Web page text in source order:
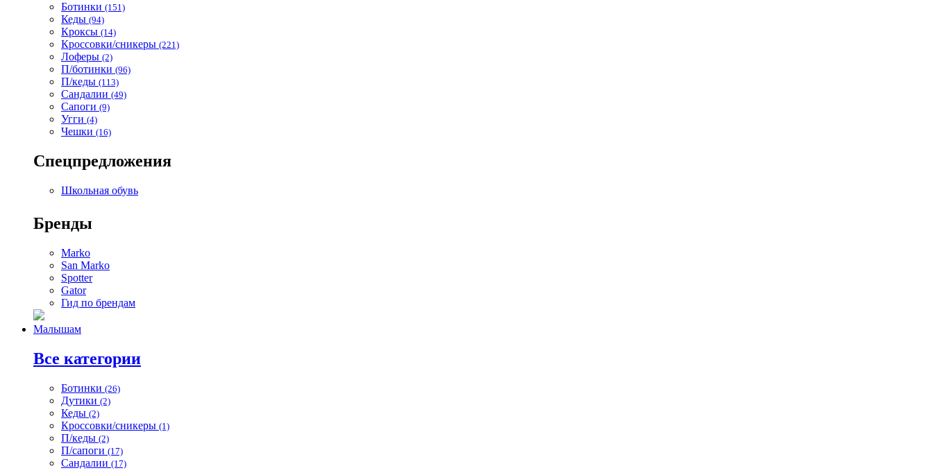
Ботинки (151)
Кеды (94)
Кроксы (14)
Кроссовки/сникеры (221)
Лоферы (2)
П/ботинки (96)
П/кеды (113)
Сандалии (49)
Сапоги (9)
Угги (4)
Чешки (16)
Спецпредложения
Школьная обувь
Бренды
Marko
San Marko
Spotter
Gator
Гид по брендам
Малышам
Все категории
Ботинки (26)
Дутики (2)
Кеды (2)
Кроссовки/сникеры (1)
П/кеды (2)
П/сапоги (17)
Сандалии (17)